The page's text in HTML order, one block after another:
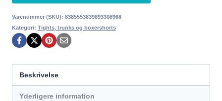
Varenummer (SKU): 8385553839893308968
Kategori: Tights, trunks og boxershorts
Beskrivelse
Yderligere information